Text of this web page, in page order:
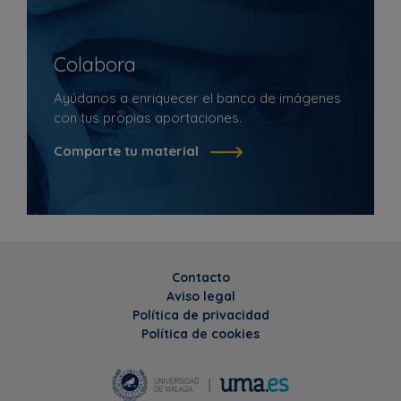
Colabora
Ayúdanos a enriquecer el banco de imágenes
con tus propias aportaciones.
Comparte tu material
Contacto
Aviso legal
Política de privacidad
Política de cookies